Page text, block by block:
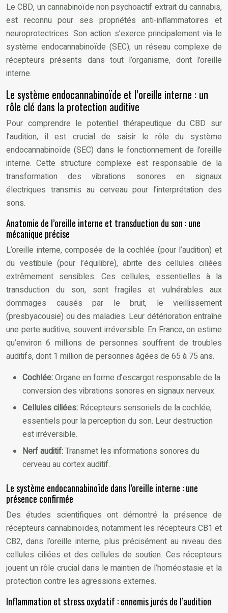
Le CBD, un cannabinoïde non psychoactif extrait du cannabis,
est reconnu pour ses propriétés anti-inflammatoires et
neuroprotectrices. Son action s’exerce principalement via le
système endocannabinoïde (SEC), un réseau complexe de
récepteurs présents dans tout l’organisme, dont l’oreille
interne.
Le système endocannabinoïde et l’oreille interne : un
rôle clé dans la protection auditive
Pour comprendre le potentiel thérapeutique du CBD sur
l’audition, il est crucial de saisir le rôle du système
endocannabinoïde (SEC) dans le fonctionnement de l’oreille
interne. Cette structure complexe est responsable de la
transformation des vibrations sonores en signaux
électriques transmis au cerveau pour l’interprétation des
sons.
Anatomie de l’oreille interne et transduction du son : une
mécanique précise
L’oreille interne, composée de la cochlée (pour l’audition) et
du vestibule (pour l’équilibre), abrite des cellules ciliées
extrêmement sensibles. Ces cellules, essentielles à la
transduction du son, sont fragiles et vulnérables aux
dommages causés par le bruit, le vieillissement
(presbyacousie) ou des maladies. Leur détérioration entraîne
une perte auditive, souvent irréversible. En France, on estime
qu’environ 6 millions de personnes souffrent de troubles
auditifs, dont 1 million de personnes âgées de 65 à 75 ans.
Cochlée:Organe en forme d’escargot responsable de la
conversion des vibrations sonores en signaux nerveux.
Cellules ciliées: Récepteurs sensoriels de la cochlée,
essentiels pour la perception du son. Leur destruction
est irréversible.
Nerf auditif:Transmet les informations sonores du
cerveau au cortex auditif.
Le système endocannabinoïde dans l’oreille interne : une
présence confirmée
Des études scientifiques ont démontré la présence de
récepteurs cannabinoïdes, notamment les récepteurs CB1 et
CB2, dans l’oreille interne, plus précisément au niveau des
cellules ciliées et des cellules de soutien. Ces récepteurs
jouent un rôle crucial dans le maintien de l’homéostasie et la
protection contre les agressions externes.
Inflammation et stress oxydatif : ennemis jurés de l’audition